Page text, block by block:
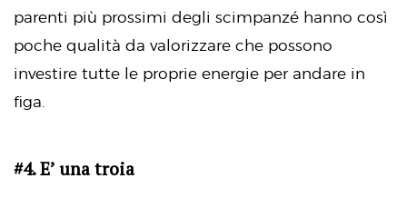
parenti più prossimi degli scimpanzé hanno così
poche qualità da valorizzare che possono
investire tutte le proprie energie per andare in
figa.
#4. E’ una troia